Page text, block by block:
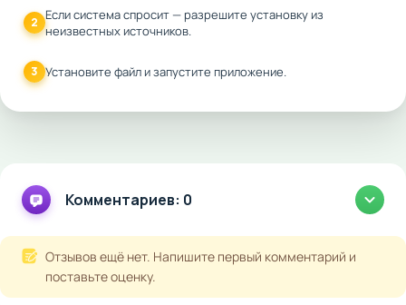
2 Если система спросит — разрешите установку из
неизвестных источников.
3 Установите файл и запустите приложение.
Комментариев: 0
Отзывов ещё нет. Напишите первый комментарий и
поставьте оценку.